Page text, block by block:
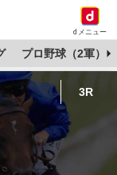
dメニュー
プロ野球（2軍）
3R